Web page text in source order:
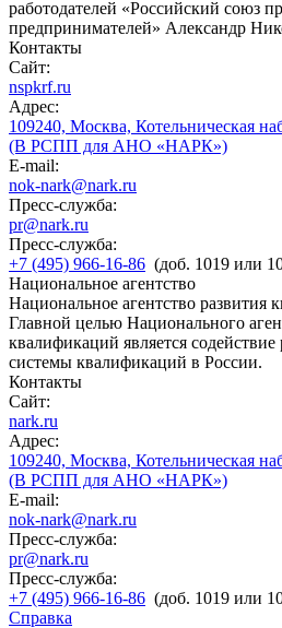
работодателей «Российский союз
предпринимателей» Александр
Контакты
Сайт:
nspkrf.ru
Адрес:
109240, Москва, Котельническая
(В РСПП для АНО «НАРК»)
E-mail:
nok-nark@nark.ru
Пресс-служба:
pr@nark.ru
Пресс-служба:
+7 (495) 966-16-86 (доб. 1019 или
Национальное агентство
Национальное агентство развития
Главной целью Национального
квалификаций является
системы квалификаций в России.
Контакты
Сайт:
nark.ru
Адрес:
109240, Москва, Котельническая
(В РСПП для АНО «НАРК»)
E-mail:
nok-nark@nark.ru
Пресс-служба:
pr@nark.ru
Пресс-служба:
+7 (495) 966-16-86 (доб. 1019 или
Справка